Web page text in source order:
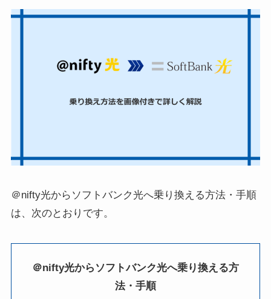
＠nifty光からソフトバンク光へ乗り換える方法・手順
は、次のとおりです。
＠nifty光からソフトバンク光へ乗り換える方
法・手順